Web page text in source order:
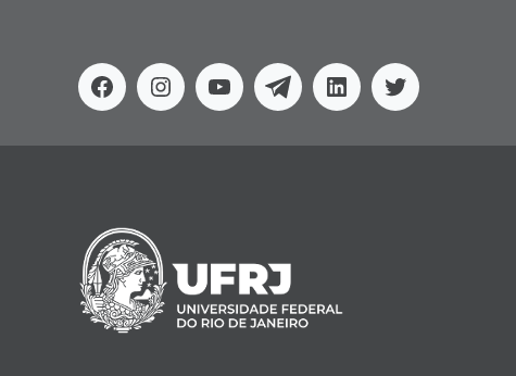
FacebookInstagram
YoutubeTelegramLinkedinTwitter